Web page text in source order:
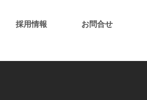
採用情報 お問合せ